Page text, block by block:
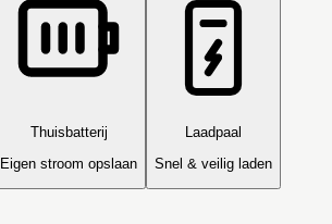
Thuisbatterij
Eigen stroom opslaan
Laadpaal
Snel & veilig laden